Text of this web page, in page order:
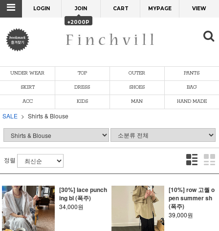
LOGIN JOIN
+2000P
CART MYPAGE VIEW
UNDER WEAR TOP OUTER PANTS
SKIRT DRESS SHOES BAG
ACC KIDS MAN HAND MADE
SALE Shirts & Blouse
정렬
[30%] lace punch
ing bl (폭주)
34,000원
[10%] row 고퀄 o
pen summer sh
(폭주)
39,000원